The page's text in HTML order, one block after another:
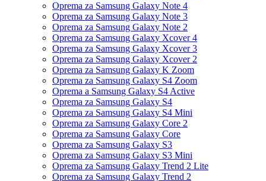
Oprema za Samsung Galaxy Note 4
Oprema za Samsung Galaxy Note 3
Oprema za Samsung Galaxy Note 2
Oprema za Samsung Galaxy Xcover 4
Oprema za Samsung Galaxy Xcover 3
Oprema za Samsung Galaxy Xcover 2
Oprema za Samsung Galaxy K Zoom
Oprema za Samsung Galaxy S4 Zoom
Oprema a Samsung Galaxy S4 Active
Oprema za Samsung Galaxy S4
Oprema za Samsung Galaxy S4 Mini
Oprema za Samsung Galaxy Core 2
Oprema za Samsung Galaxy Core
Oprema za Samsung Galaxy S3
Oprema za Samsung Galaxy S3 Mini
Oprema za Samsung Galaxy Trend 2 Lite
Oprema za Samsung Galaxy Trend 2